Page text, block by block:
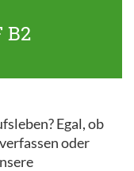
B2
Egal, ob
oder